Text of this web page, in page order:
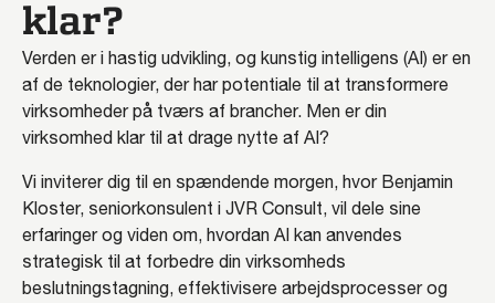
klar?
Verden er i hastig udvikling, og kunstig intelligens (AI) er en
af de teknologier, der har potentiale til at transformere
virksomheder på tværs af brancher. Men er din
virksomhed klar til at drage nytte af AI?
Vi inviterer dig til en spændende morgen, hvor Benjamin
Kloster, seniorkonsulent i JVR Consult, vil dele sine
erfaringer og viden om, hvordan AI kan anvendes
strategisk til at forbedre din virksomheds
beslutningstagning, effektivisere arbejdsprocesser og